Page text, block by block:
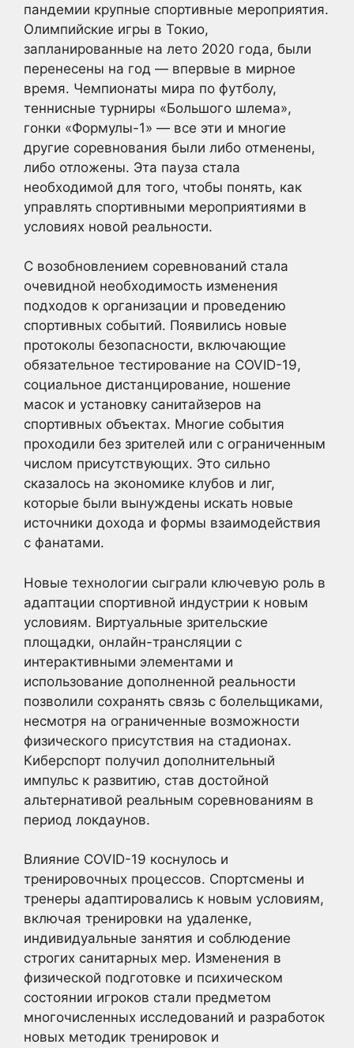
пандемии крупные спортивные мероприятия.
Олимпийские игры в Токио,
запланированные на лето 2020 года, были
перенесены на год — впервые в мирное
время. Чемпионаты мира по футболу,
теннисные турниры «Большого шлема»,
гонки «Формулы-1» — все эти и многие
другие соревнования были либо отменены,
либо отложены. Эта пауза стала
необходимой для того, чтобы понять, как
управлять спортивными мероприятиями в
условиях новой реальности.
С возобновлением соревнований стала
очевидной необходимость изменения
подходов к организации и проведению
спортивных событий. Появились новые
протоколы безопасности, включающие
обязательное тестирование на COVID-19,
социальное дистанцирование, ношение
масок и установку санитайзеров на
спортивных объектах. Многие события
проходили без зрителей или с ограниченным
числом присутствующих. Это сильно
сказалось на экономике клубов и лиг,
которые были вынуждены искать новые
источники дохода и формы взаимодействия
с фанатами.
Новые технологии сыграли ключевую роль в
адаптации спортивной индустрии к новым
условиям. Виртуальные зрительские
площадки, онлайн-трансляции с
интерактивными элементами и
использование дополненной реальности
позволили сохранять связь с болельщиками,
несмотря на ограниченные возможности
физического присутствия на стадионах.
Киберспорт получил дополнительный
импульс к развитию, став достойной
альтернативой реальным соревнованиям в
период локдаунов.
Влияние COVID-19 коснулось и
тренировочных процессов. Спортсмены и
тренеры адаптировались к новым условиям,
включая тренировки на удаленке,
индивидуальные занятия и соблюдение
строгих санитарных мер. Изменения в
физической подготовке и психическом
состоянии игроков стали предметом
многочисленных исследований и разработок
новых методик тренировок и